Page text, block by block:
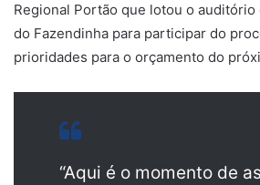
Regional Portão que lotou o auditório
do Fazendinha para participar do
prioridades para o orçamento do
“Aqui é o momento de